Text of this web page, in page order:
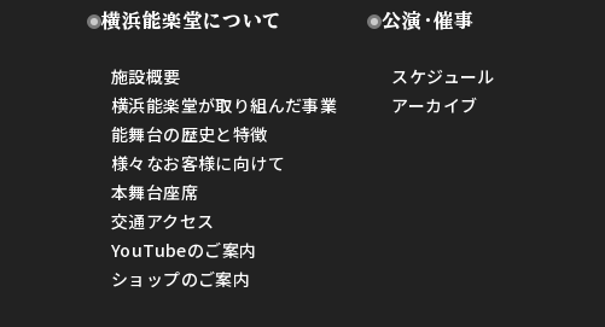
横浜能楽堂について
施設概要
横浜能楽堂が取り組んだ事業
能舞台の歴史と特徴
様々なお客様に向けて
本舞台座席
交通アクセス
YouTubeのご案内
ショップのご案内
公演・催事
スケジュール
アーカイブ